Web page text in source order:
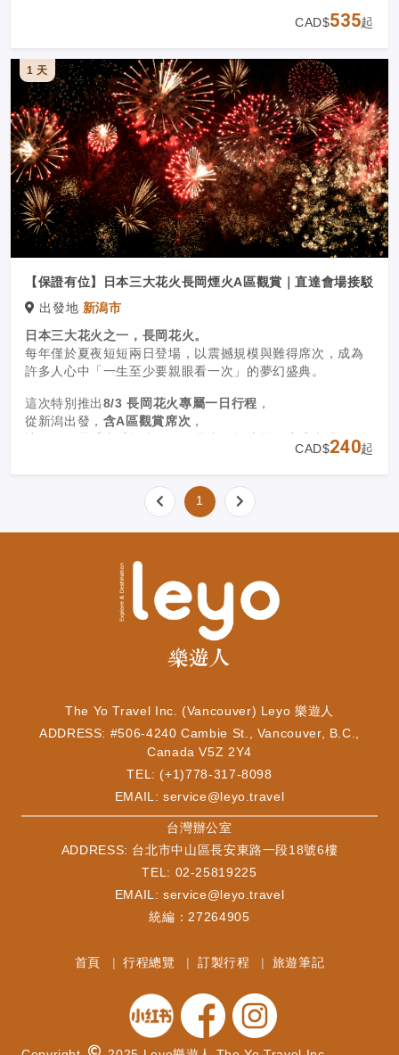
CAD$535起
1 天
【保證有位】日本三大花火長岡煙火A區觀賞｜直達會場接駁
出發地 新潟市
日本三大花火之一，長岡花火。
每年僅於夏夜短短兩日登場，以震撼規模與難得席次，成為
許多人心中「一生至少要親眼看一次」的夢幻盛典。
這次特別推出8/3 長岡花火專屬一日行程 ，
從新潟出發， 含A區觀賞席次 ，
讓你不只是「去看煙火」，而是真正把這場年度盛事排進旅
CAD$240起
1
The Yo Travel Inc. (Vancouver) Leyo 樂遊人
ADDRESS: #506-4240 Cambie St., Vancouver, B.C.,
Canada V5Z 2Y4
TEL: (+1)778-317-8098
EMAIL:service@leyo.travel
​台灣辦公室
ADDRESS: 台北市中山區長安東路一段18號6樓
TEL: 02-25819225
EMAIL:service@leyo.travel
統編：27264905
首頁 行程總覽 訂製行程 旅遊筆記